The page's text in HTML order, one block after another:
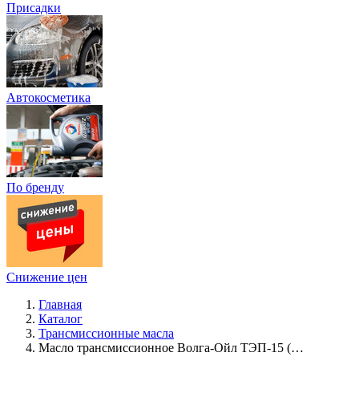
Присадки
Автокосметика
По бренду
Снижение цен
Главная
Каталог
Трансмиссионные масла
Масло трансмиссионное Волга-Ойл ТЭП-15 (…